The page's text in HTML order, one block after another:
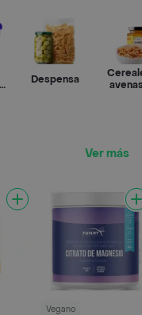
Despensa
Ver más
Vegano